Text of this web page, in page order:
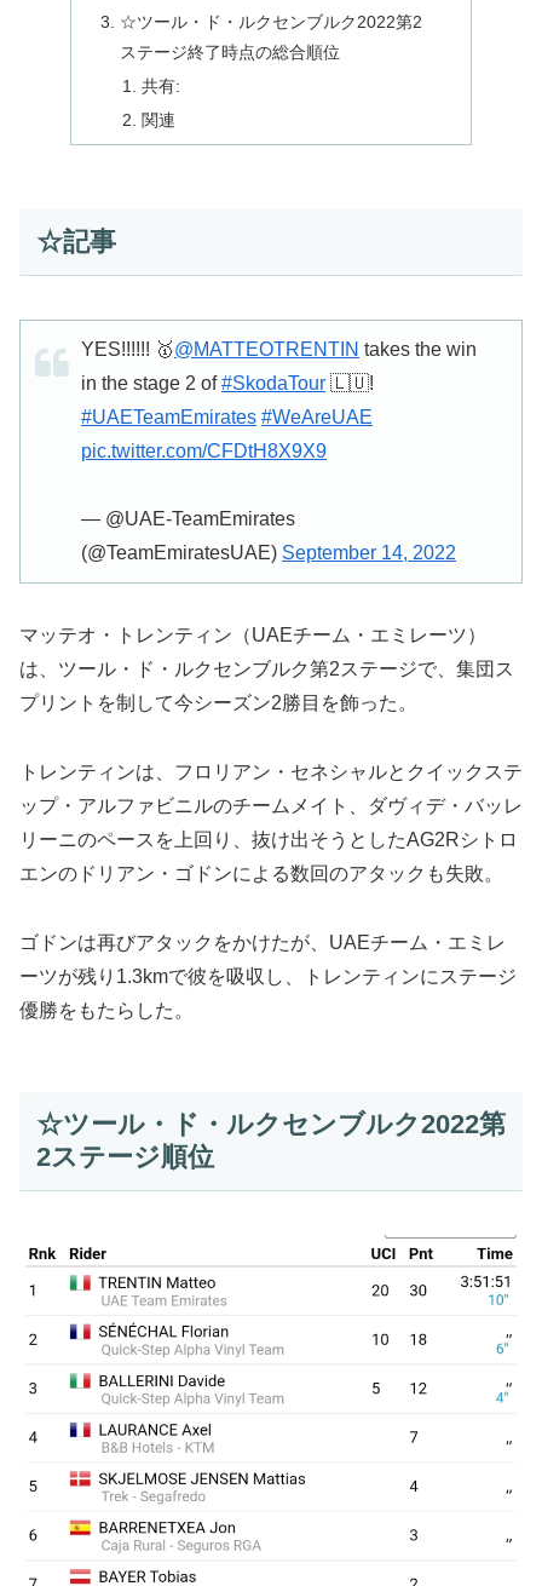
☆ツール・ド・ルクセンブルク2022第2
ステージ終了時点の総合順位
共有:
関連
☆記事
YES!!!!!! 🥇@MATTEOTRENTIN takes the win
in the stage 2 of#SkodaTour 🇱🇺!
#UAETeamEmirates #WeAreUAE
pic.twitter.com/CFDtH8X9X9
— @UAE-TeamEmirates
(@TeamEmiratesUAE) September 14, 2022
マッテオ・トレンティン（UAEチーム・エミレーツ）
は、ツール・ド・ルクセンブルク第2ステージで、集団ス
プリントを制して今シーズン2勝目を飾った。
トレンティンは、フロリアン・セネシャルとクイックステ
ップ・アルファビニルのチームメイト、ダヴィデ・バッレ
リーニのペースを上回り、抜け出そうとしたAG2Rシトロ
エンのドリアン・ゴドンによる数回のアタックも失敗。
ゴドンは再びアタックをかけたが、UAEチーム・エミレ
ーツが残り1.3kmで彼を吸収し、トレンティンにステージ
優勝をもたらした。
☆ツール・ド・ルクセンブルク2022第
2ステージ順位